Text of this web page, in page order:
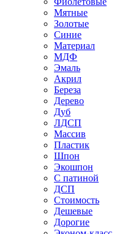
Мятные
Золотые
Синие
Материал
МДФ
Эмаль
Акрил
Береза
Дерево
Дуб
ЛДСП
Массив
Пластик
Шпон
Экошпон
С патиной
ДСП
Стоимость
Дешевые
Дорогие